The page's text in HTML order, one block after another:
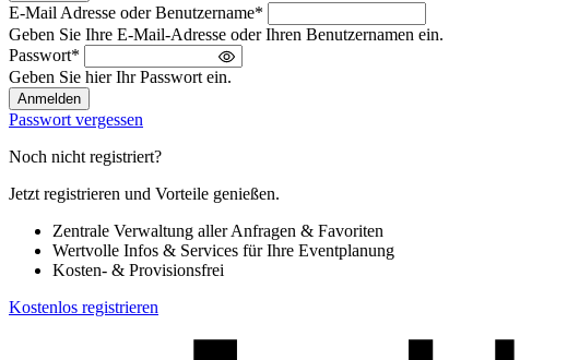
Willkommen
zurück!
Bitte
melden
Sie
sich
an
E-Mail Adresse oder Benutzername*
Geben Sie Ihre E-Mail-Adresse oder Ihren Benutzernamen ein.
Passwort*
Geben Sie hier Ihr Passwort ein.
Passwort vergessen
Noch nicht registriert?
Jetzt registrieren und Vorteile genießen.
Zentrale Verwaltung aller Anfragen & Favoriten
Wertvolle Infos & Services für Ihre Eventplanung
Kosten- & Provisionsfrei
Kostenlos registrieren